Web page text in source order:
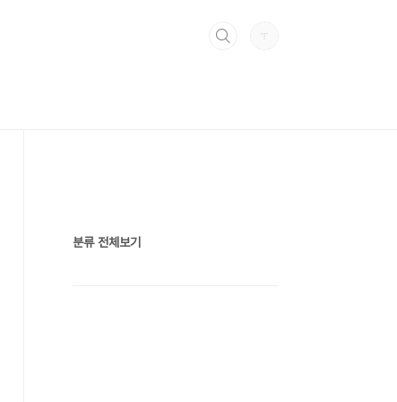
분류 전체보기